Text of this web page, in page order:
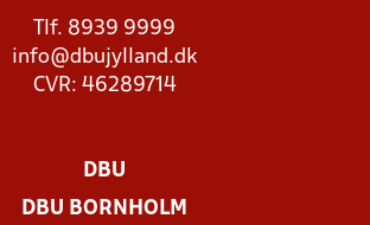
Tlf. 8939 9999
info@dbujylland.dk
CVR: 46289714
DBU
DBU BORNHOLM